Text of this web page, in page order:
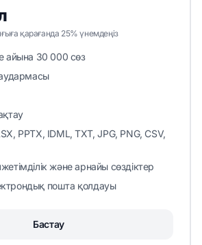
қарағанда 25% үнемдеңіз
айына 30 000 сөз
PPTX, IDML, TXT, JPG, PNG, CSV,
және арнайы сөздіктер
пошта қолдауы
Бастау